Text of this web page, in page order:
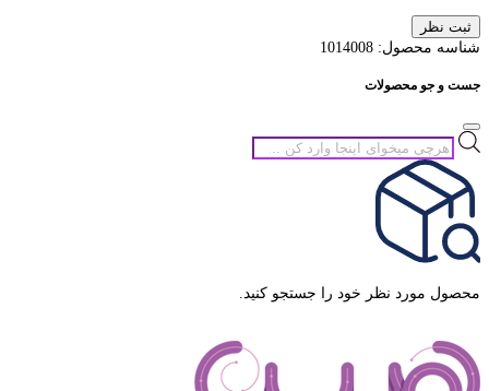
ثبت نظر
شناسه محصول: 1014008
جست و جو محصولات
جستجوی
محصولات
محصول مورد نظر خود را جستجو کنید.